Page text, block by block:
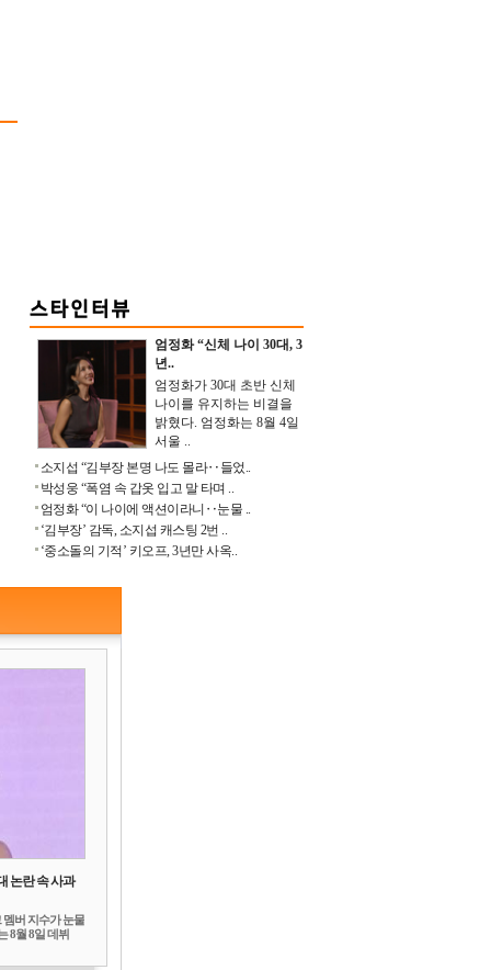
엄정화 “신체 나이 30대, 3
년..
엄정화가 30대 초반 신체
나이를 유지하는 비결을
밝혔다. 엄정화는 8월 4일
서울 ..
소지섭 “김부장 본명 나도 몰라‥들었..
박성웅 “폭염 속 갑옷 입고 말 타며 ..
엄정화 “이 나이에 액션이라니‥눈물 ..
‘김부장’ 감독, 소지섭 캐스팅 2번 ..
‘중소돌의 기적’ 키오프, 3년만 사옥..
논란 속 사과
버 지수가 눈물
8월 8일 데뷔